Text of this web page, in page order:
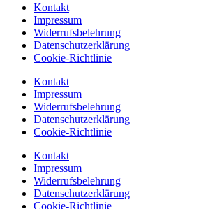
Kontakt
Impressum
Widerrufsbelehrung
Datenschutzerklärung
Cookie-Richtlinie
Kontakt
Impressum
Widerrufsbelehrung
Datenschutzerklärung
Cookie-Richtlinie
Kontakt
Impressum
Widerrufsbelehrung
Datenschutzerklärung
Cookie-Richtlinie